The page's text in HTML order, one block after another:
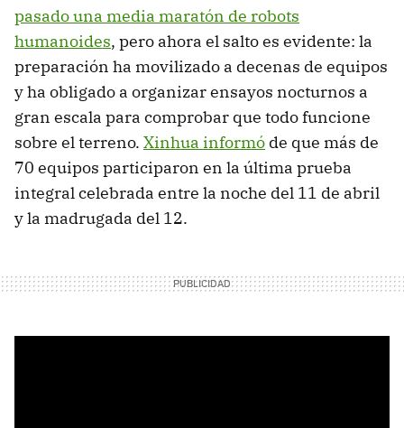
pasado una media maratón de robots
humanoides, pero ahora el salto es evidente: la
preparación ha movilizado a decenas de equipos
y ha obligado a organizar ensayos nocturnos a
gran escala para comprobar que todo funcione
sobre el terreno. Xinhua informó de que más de
70 equipos participaron en la última prueba
integral celebrada entre la noche del 11 de abril
y la madrugada del 12.